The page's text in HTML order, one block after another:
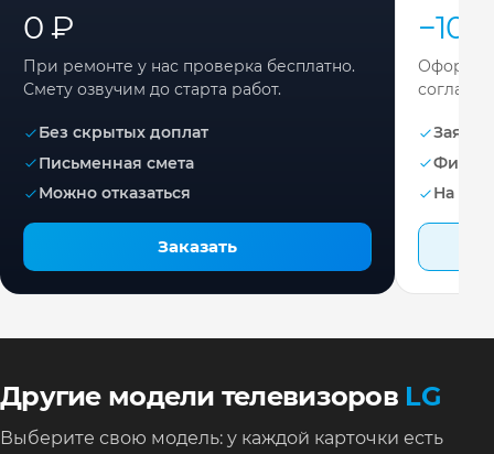
0 ₽
При ремонте у нас проверка бесплатно.
Смету озвучим до старта работ.
Без скрытых доплат
Письменная смета
Можно отказаться
Заказать
−10%
Заявка
На
Другие модели телевизоров LG
Выберите свою модель: у каждой карточки есть